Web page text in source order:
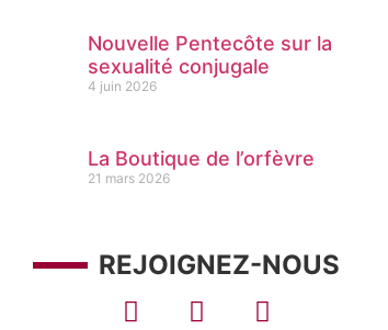
Nouvelle Pentecôte sur la
sexualité conjugale
4 juin 2026
La Boutique de l’orfèvre
21 mars 2026
REJOIGNEZ-NOUS